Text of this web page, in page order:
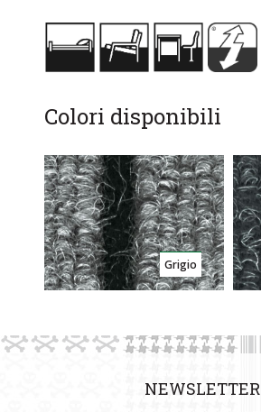
Colori disponibili
Grigio
NEWSLETTER